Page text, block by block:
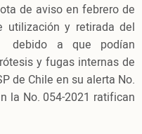
de aviso en febrero de
utilización y retirada del
debido a que podían
y fugas internas de
de Chile en su alerta No.
la No. 054-2021 ratifican